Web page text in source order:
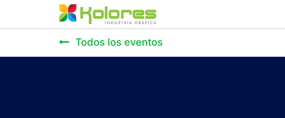
Todos los eventos